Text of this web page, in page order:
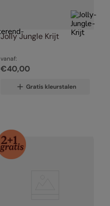
Jolly Jungle Krijt
vanaf:
€40,00
Gratis kleurstalen